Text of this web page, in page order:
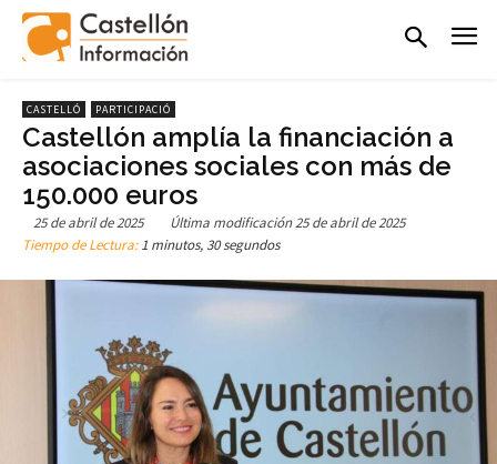
CASTELLÓ PARTICIPACIÓ
Castellón amplía la financiación a
asociaciones sociales con más de
150.000 euros
25 de abril de 2025 Última modificación25 de abril de 2025
Tiempo de Lectura:1 minutos, 30 segundos